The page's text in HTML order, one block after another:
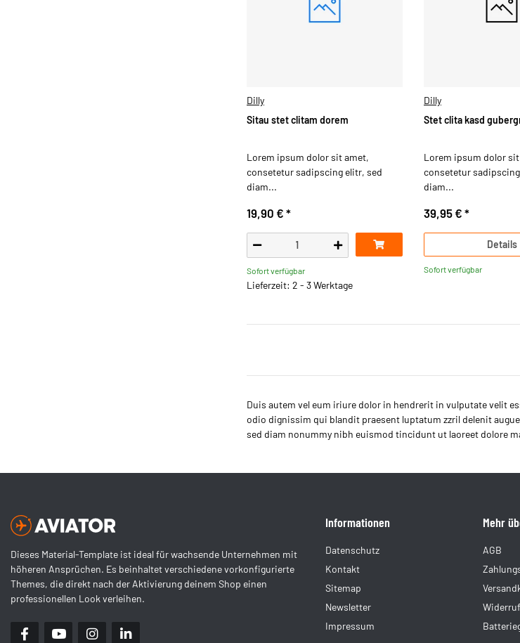
Dilly
Sitau stet clitam dorem
Lorem ipsum dolor sit amet,
consetetur sadipscing elitr, sed
diam...
19,90 € *
Sofort verfügbar
Lieferzeit: 2 - 3 Werktage
Dilly
Stet clita kasd
Lorem ipsum dolor
consetetur
diam...
39,95 € *
Details
Sofort verfügbar
Duis autem vel eum iriure dolor in hendrerit in vulputate velit
odio dignissim qui blandit praesent luptatum zzril delenit
sed diam nonummy nibh euismod tincidunt ut laoreet dolore
Dieses Material-Template ist ideal für wachsende Unternehmen mit
höheren Ansprüchen. Es beinhaltet verschiedene vorkonfigurierte
Themes, die direkt nach der Aktivierung deinem Shop einen
professionellen Look verleihen.
Informationen
Datenschutz
Kontakt
Sitemap
Newsletter
Impressum
Mehr
AGB